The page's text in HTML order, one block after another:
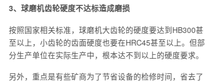
3、球磨机齿轮硬度不达标造成磨损
按照国家相关标准，球磨机大齿轮的硬度要达到HB300甚
至以上，小齿轮的齿面硬度也要在HRC45甚至以上。但部
分生产单位在实际生产中，根本达不到以上的硬度要求。
另外，重点是有些矿商为了节省设备的检修时间，省去了